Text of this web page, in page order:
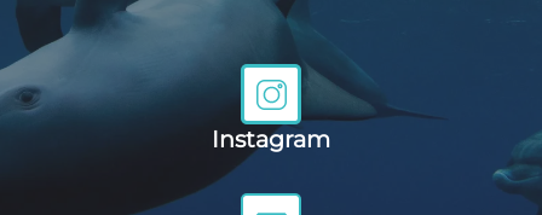
Instagram